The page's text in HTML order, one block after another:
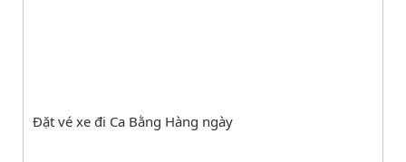
Đặt vé xe đi Ca Bằng Hàng ngày